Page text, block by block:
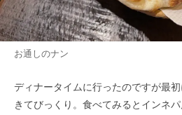
お通しのナン
ディナータイムに行ったのですが最
きてびっくり。食べてみるとインネ